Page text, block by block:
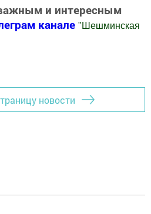
и интересным
канале " Шешминская
новости